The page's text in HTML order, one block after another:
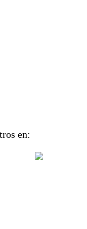
en: